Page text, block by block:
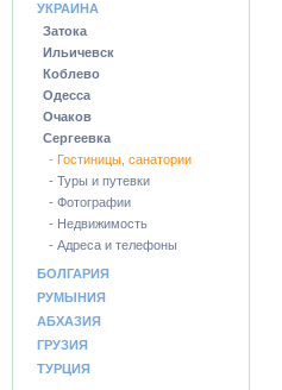
УКРАИНА
Затока
Ильичевск
Коблево
Одесса
Очаков
Сергеевка
- Гостиницы, санатории
- Туры и путевки
- Фотографии
- Недвижимость
- Адреса и телефоны
БОЛГАРИЯ
РУМЫНИЯ
АБХАЗИЯ
ГРУЗИЯ
ТУРЦИЯ